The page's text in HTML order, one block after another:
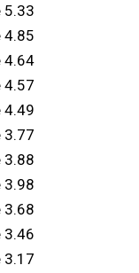
5.33
4.85
4.64
4.57
4.49
3.77
3.88
3.98
3.68
3.46
3.17